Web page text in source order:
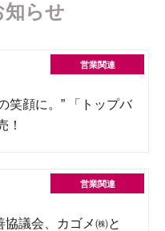
知らせ
笑顔に。” 「トップバ
！
議会、カゴメ㈱と